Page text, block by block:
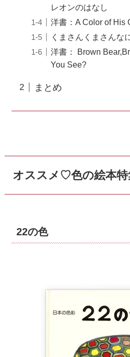
レオンのはなし
洋書：A Color of His
くまさんくまさんな
洋書： Brown
You See?
まとめ
オススメ♡色の絵本特
22の色